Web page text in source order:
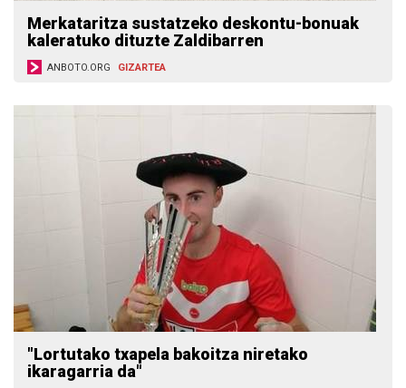
Merkataritza sustatzeko deskontu-bonuak
kaleratuko dituzte Zaldibarren
ANBOTO.ORG GIZARTEA
"Lortutako txapela bakoitza niretako
ikaragarria da"